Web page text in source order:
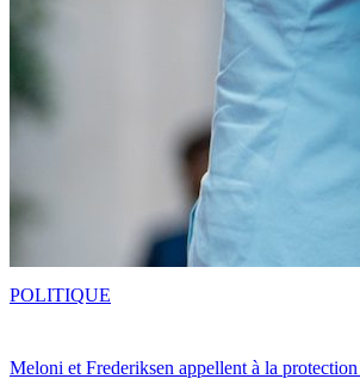
Meloni et Frederiksen appellent à la
POLITIQUE